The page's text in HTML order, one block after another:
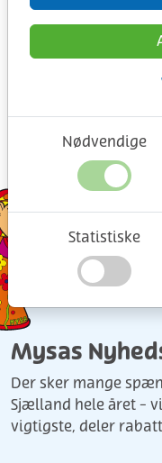
Nødvendige
Statistiske
Slip
egen
Mysas
Der sker mange
Sjælland hele året -
vigtigste, deler